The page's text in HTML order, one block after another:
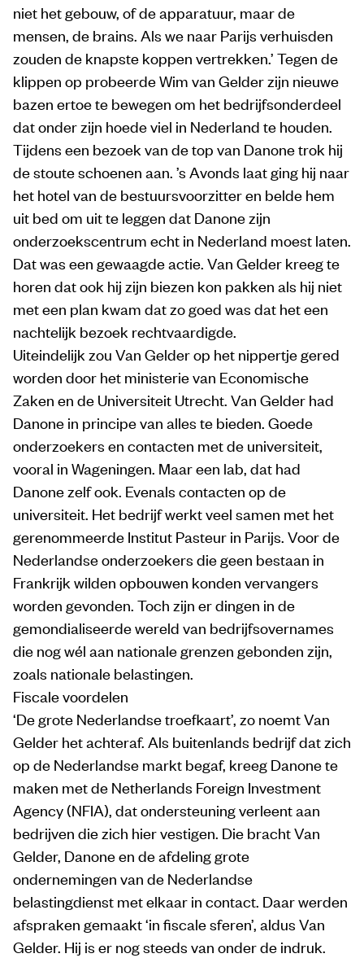
niet het gebouw, of de apparatuur, maar de
mensen, de brains. Als we naar Parijs verhuisden
zouden de knapste koppen vertrekken.’ Tegen de
klippen op probeerde Wim van Gelder zijn nieuwe
bazen ertoe te bewegen om het bedrijfsonderdeel
dat onder zijn hoede viel in Nederland te houden.
Tijdens een bezoek van de top van Danone trok hij
de stoute schoenen aan. ’s Avonds laat ging hij naar
het hotel van de bestuursvoorzitter en belde hem
uit bed om uit te leggen dat Danone zijn
onderzoekscentrum echt in Nederland moest laten.
Dat was een gewaagde actie. Van Gelder kreeg te
horen dat ook hij zijn biezen kon pakken als hij niet
met een plan kwam dat zo goed was dat het een
nachtelijk bezoek rechtvaardigde.
Uiteindelijk zou Van Gelder op het nippertje gered
worden door het ministerie van Economische
Zaken en de Universiteit Utrecht. Van Gelder had
Danone in principe van alles te bieden. Goede
onderzoekers en contacten met de universiteit,
vooral in Wageningen. Maar een lab, dat had
Danone zelf ook. Evenals contacten op de
universiteit. Het bedrijf werkt veel samen met het
gerenommeerde Institut Pasteur in Parijs. Voor de
Nederlandse onderzoekers die geen bestaan in
Frankrijk wilden opbouwen konden vervangers
worden gevonden. Toch zijn er dingen in de
gemondialiseerde wereld van bedrijfsovernames
die nog wél aan nationale grenzen gebonden zijn,
zoals nationale belastingen.
Fiscale voordelen
‘De grote Nederlandse troefkaart’, zo noemt Van
Gelder het achteraf. Als buitenlands bedrijf dat zich
op de Nederlandse markt begaf, kreeg Danone te
maken met de Netherlands Foreign Investment
Agency (NFIA), dat ondersteuning verleent aan
bedrijven die zich hier vestigen. Die bracht Van
Gelder, Danone en de afdeling grote
ondernemingen van de Nederlandse
belastingdienst met elkaar in contact. Daar werden
afspraken gemaakt ‘in fiscale sferen’, aldus Van
Gelder. Hij is er nog steeds van onder de indruk.